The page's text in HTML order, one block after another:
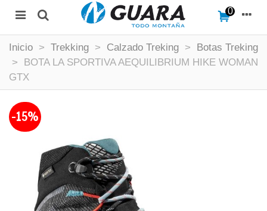
0
Inicio > Trekking > Calzado Treking >
Botas Treking
>
BOTA LA SPORTIVA AEQUILIBRIUM HIKE WOMAN
GTX
-15%